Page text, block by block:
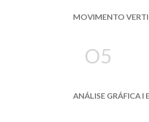
MOVIMENTO
O5
ANÁLISE GRÁFICA I